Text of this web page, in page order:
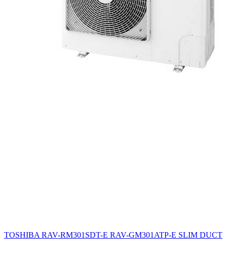
TOSHIBA RAV-RM301SDT-E RAV-GM301ATP-E SLIM DUCT